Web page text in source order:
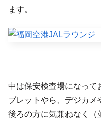
ます。
中は保安検査場になって
ブレットやら、デジカメ
後ろの方に気兼ねなく（